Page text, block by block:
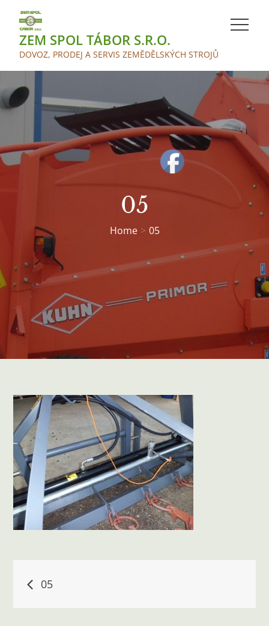
contentZEM SPOL TÁBOR S.R.O.
DOVOZ, PRODEJ A SERVIS ZEMĚDĚLSKÝCH STROJŮ
05
Home 05
Navigace
05